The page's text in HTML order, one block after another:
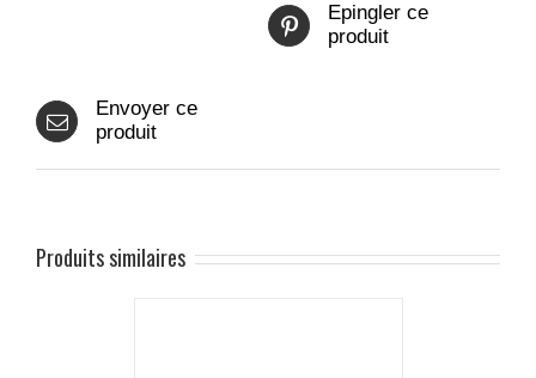
Epingler ce
produit
Envoyer ce
produit
Produits similaires